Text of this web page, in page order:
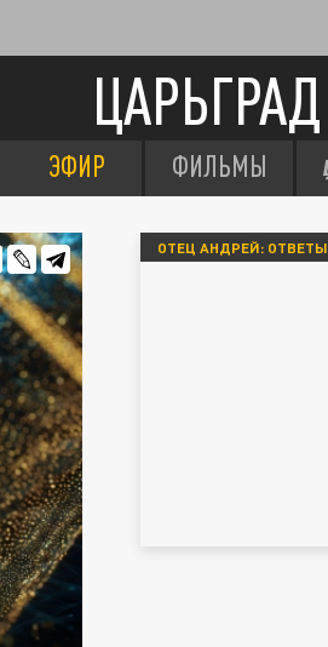
ЦАРЬГРАД
ЭФИР ФИЛЬМЫ
ОТЕЦ АНДРЕЙ: ОТВЕТЫ